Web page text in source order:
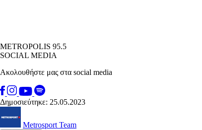
METROPOLIS 95.5
SOCIAL MEDIA
Ακολουθήστε μας στα social media
Δημοσιεύτηκε: 25.05.2023
Metrosport Team